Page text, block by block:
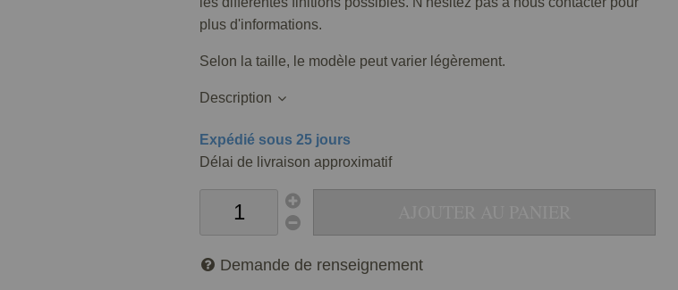
plus d'informations.
Selon la taille, le modèle peut varier légèrement.
Description
Expédié sous 25 jours
Délai de livraison approximatif
Demande de renseignement